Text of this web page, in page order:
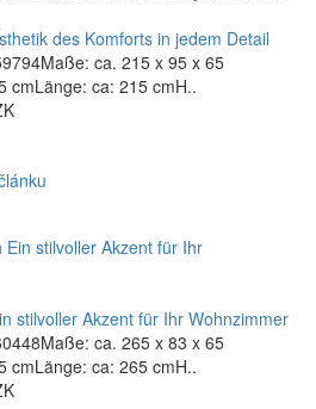
des Komforts in jedem Detail
ca. 215 x 95 x 65
cmLänge: ca: 215 cmH..
stilvoller Akzent für Ihr Wohnzimmer
ca. 265 x 83 x 65
cmLänge: ca: 265 cmH..